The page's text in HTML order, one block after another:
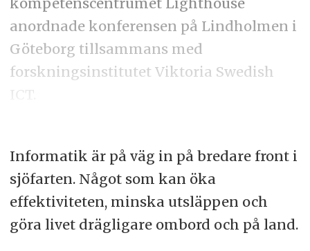
anordnade konferensen på Lindholmen i
Göteborg tillsammans med
forskningsinstitutet Viktoria Swedish
Informatik är på väg in på bredare front i
sjöfarten. Något som kan öka
effektiviteten, minska utsläppen och
göra livet drägligare ombord och på land.